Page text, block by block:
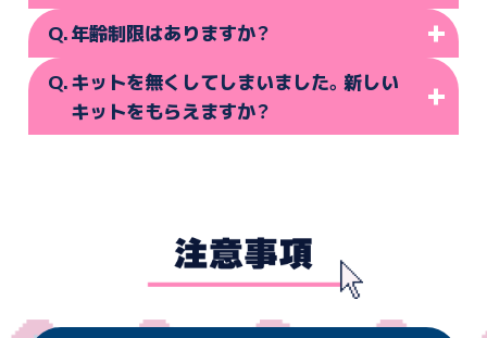
リーの進行や謎の解答、ヒントの確認などで使用しますので、
LINEアプリが使える「スマートフォンまたはタブレット」が必要
です。また、謎解きの途中でキャラクターボイスも楽しみながら
体験できるよう「イヤホンまたはヘッドホン」のご持参を推奨い
たします。なお、イベント参加中の通信費はお客様のご負担とな
りますので、ご了承ください。
制限時間はございません。好きな時に参加できます。複数日にわ
たってプレイしても大丈夫ですので、ご自分のペースでお楽し
みください。
ただし、一部限られた時間しか入れない場所には制限がありま
す。予めご了承ください。
年齢制限はありますか？
年齢制限はございませんが、9歳以上を推奨としております。
キットを無くしてしまいました。新しい
キットをもらえますか？